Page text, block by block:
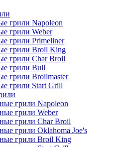
грили Napoleon
грили Weber
грили Primeliner
грили Broil King
грили Char Broil
грили Bull
грили Broilmaster
грили Start Grill
грили Napoleon
грили Weber
грили Char Broil
грили Oklahoma Joe's
грили Broil King